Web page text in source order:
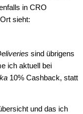
in CRO
sieht:
sind übrigens
ich aktuell bei
10% Cashback, statt
und das ich